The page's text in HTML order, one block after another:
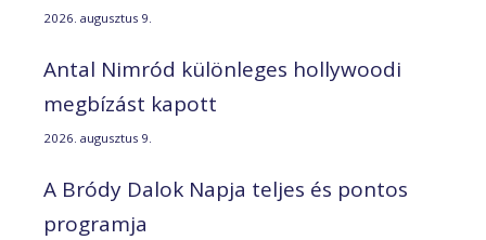
2026. augusztus 9.
Antal Nimród különleges hollywoodi
megbízást kapott
2026. augusztus 9.
A Bródy Dalok Napja teljes és pontos
programja